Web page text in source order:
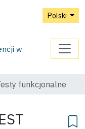
Polski
w
funkcjonalne